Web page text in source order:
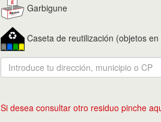
Garbigune
Caseta de reutilización (objetos
Si desea consultar otro residuo pinche